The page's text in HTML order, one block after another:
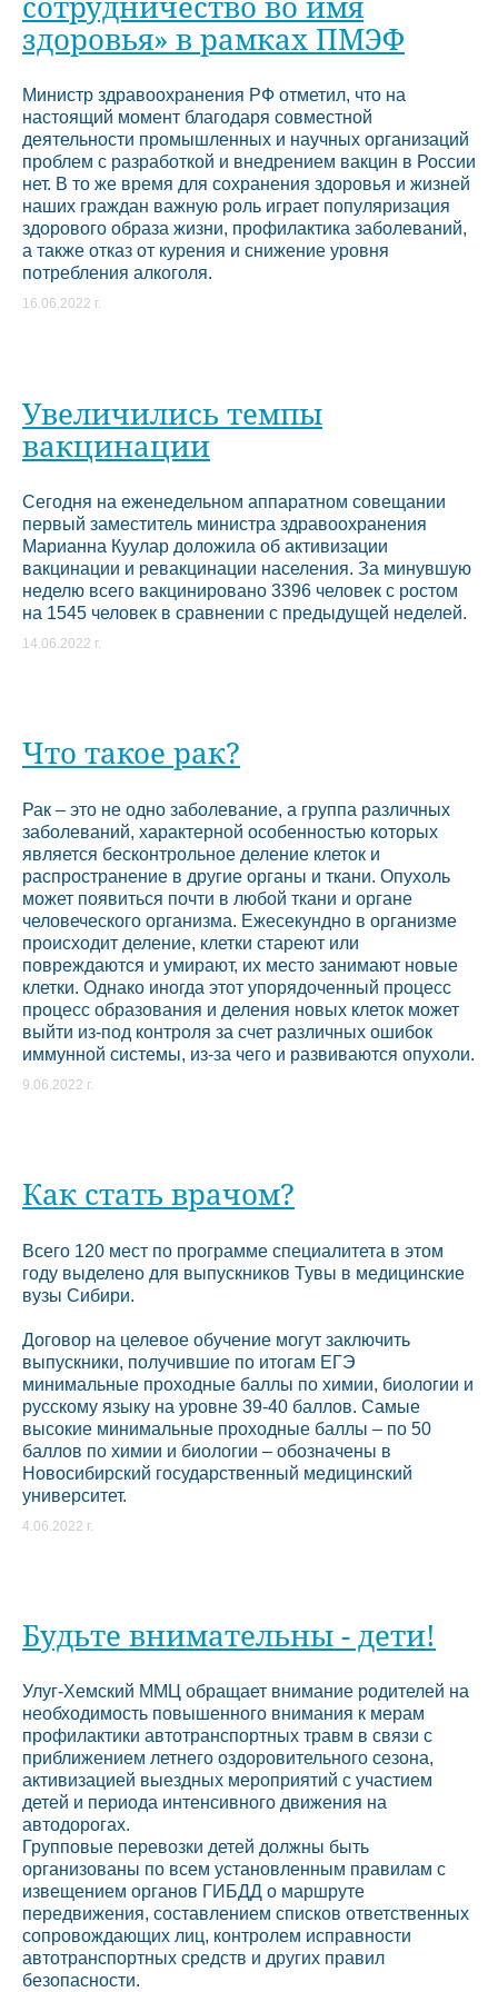
здоровья» в рамках ПМЭФ
Министр здравоохранения РФ отметил, что на
настоящий момент благодаря совместной
деятельности промышленных и научных организаций
проблем с разработкой и внедрением вакцин в России
нет. В то же время для сохранения здоровья и жизней
наших граждан важную роль играет популяризация
здорового образа жизни, профилактика заболеваний,
а также отказ от курения и снижение уровня
потребления алкоголя.
16.06.2022 г.
Увеличились темпы
вакцинации
Сегодня на еженедельном аппаратном совещании
первый заместитель министра здравоохранения
Марианна Куулар доложила об активизации
вакцинации и ревакцинации населения. За минувшую
неделю всего вакцинировано 3396 человек с ростом
на 1545 человек в сравнении с предыдущей неделей.
14.06.2022 г.
Что такое рак?
Рак – это не одно заболевание, а группа различных
заболеваний, характерной особенностью которых
является бесконтрольное деление клеток и
распространение в другие органы и ткани. Опухоль
может появиться почти в любой ткани и органе
человеческого организма. Ежесекундно в организме
происходит деление, клетки стареют или
повреждаются и умирают, их место занимают новые
клетки. Однако иногда этот упорядоченный процесс
процесс образования и деления новых клеток может
выйти из-под контроля за счет различных ошибок
иммунной системы, из-за чего и развиваются опухоли.
9.06.2022 г.
Как стать врачом?
Всего 120 мест по программе специалитета в этом
году выделено для выпускников Тувы в медицинские
вузы Сибири.
Договор на целевое обучение могут заключить
выпускники, получившие по итогам ЕГЭ
минимальные проходные баллы по химии, биологии и
русскому языку на уровне 39-40 баллов. Самые
высокие минимальные проходные баллы – по 50
баллов по химии и биологии – обозначены в
Новосибирский государственный медицинский
университет.
4.06.2022 г.
Будьте внимательны - дети!
Улуг-Хемский ММЦ обращает внимание родителей на
необходимость повышенного внимания к мерам
профилактики автотранспортных травм в связи с
приближением летнего оздоровительного сезона,
активизацией выездных мероприятий с участием
детей и периода интенсивного движения на
автодорогах.
Групповые перевозки детей должны быть
организованы по всем установленным правилам с
извещением органов ГИБДД о маршруте
передвижения, составлением списков ответственных
сопровождающих лиц, контролем исправности
автотранспортных средств и других правил
безопасности.